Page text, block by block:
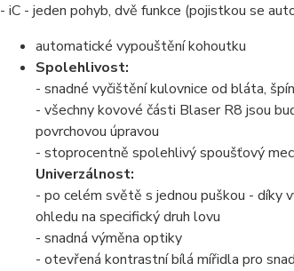
- iC - jeden pohyb, dvě funkce (pojistkou se
automatické vypouštění kohoutku
Spolehlivost:
- snadné vyčištění kulovnice od bláta,
- všechny kovové části Blaser R8 jsou
povrchovou úpravou
- stoprocentně spolehlivý spoušťový
Univerzálnost:
- po celém světě s jednou puškou - díky
ohledu na specifický druh lovu
- snadná výměna optiky
- otevřená kontrastní bílá mířidla pro